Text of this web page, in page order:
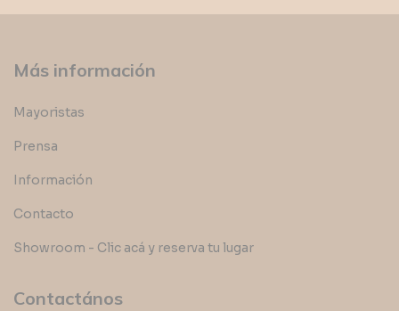
Más información
Mayoristas
Prensa
Información
Contacto
Showroom - Clic acá y reserva tu lugar
Contactános